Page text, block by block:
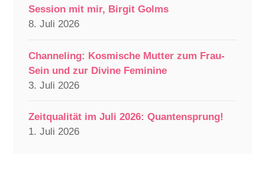
Session mit mir, Birgit Golms
8. Juli 2026
Channeling: Kosmische Mutter zum Frau-
Sein und zur Divine Feminine
3. Juli 2026
Zeitqualität im Juli 2026: Quantensprung!
1. Juli 2026